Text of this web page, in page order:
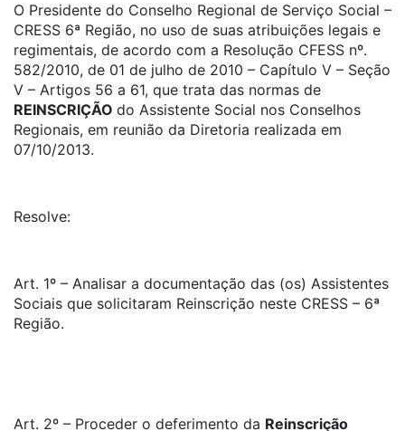
O Presidente do Conselho Regional de Serviço Social –
CRESS 6ª Região, no uso de suas atribuições legais e
regimentais, de acordo com a Resolução CFESS nº.
582/2010, de 01 de julho de 2010 – Capítulo V – Seção
V – Artigos 56 a 61, que trata das normas de
REINSCRIÇÃO do Assistente Social nos Conselhos
Regionais, em reunião da Diretoria realizada em
07/10/2013.
Resolve:
Art. 1º – Analisar a documentação das (os) Assistentes
Sociais que solicitaram Reinscrição neste CRESS – 6ª
Região.
Art. 2º – Proceder o deferimento da Reinscrição